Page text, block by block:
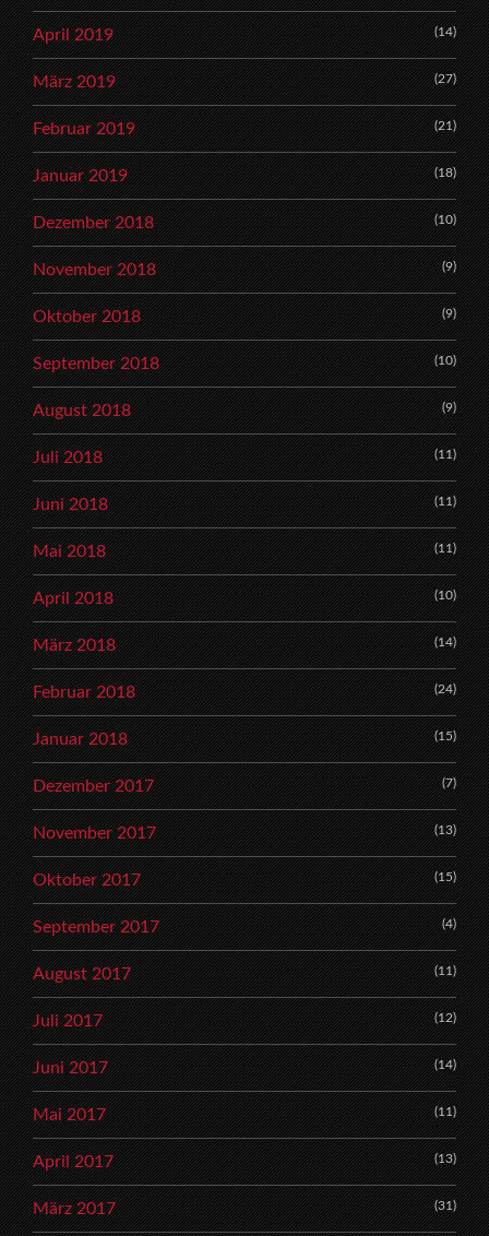
April 2019 (14)
März 2019 (27)
Februar 2019 (21)
Januar 2019 (18)
Dezember 2018 (10)
November 2018 (9)
Oktober 2018 (9)
September 2018 (10)
August 2018 (9)
Juli 2018 (11)
Juni 2018 (11)
Mai 2018 (11)
April 2018 (10)
März 2018 (14)
Februar 2018 (24)
Januar 2018 (15)
Dezember 2017 (7)
November 2017 (13)
Oktober 2017 (15)
September 2017 (4)
August 2017 (11)
Juli 2017 (12)
Juni 2017 (14)
Mai 2017 (11)
April 2017 (13)
März 2017 (31)